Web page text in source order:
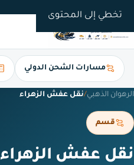
تخطي إلى المحتوى
مسارات الشحن الدولي
الرهوان الذهبي/نقل عفش الزهراء
قسم
نقل عفش الزهراء